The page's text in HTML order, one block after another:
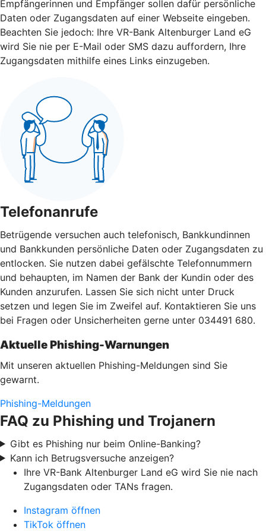
Empfängerinnen und Empfänger sollen dafür persönliche
Daten oder Zugangsdaten auf einer Webseite eingeben.
Beachten Sie jedoch: Ihre VR-Bank Altenburger Land eG
wird Sie nie per E-Mail oder SMS dazu auffordern, Ihre
Zugangsdaten mithilfe eines Links einzugeben.
Telefonanrufe
Betrügende versuchen auch telefonisch, Bankkundinnen
und Bankkunden persönliche Daten oder Zugangsdaten zu
entlocken. Sie nutzen dabei gefälschte Telefonnummern
und behaupten, im Namen der Bank der Kundin oder des
Kunden anzurufen. Lassen Sie sich nicht unter Druck
setzen und legen Sie im Zweifel auf. Kontaktieren Sie uns
bei Fragen oder Unsicherheiten gerne unter 034491 680.
Aktuelle Phishing-Warnungen
Mit unseren aktuellen Phishing-Meldungen sind Sie
gewarnt.
Phishing-Meldungen
FAQ zu Phishing und Trojanern
Gibt es Phishing nur beim Online-Banking?
Kann ich Betrugsversuche anzeigen?
Ihre VR-Bank Altenburger Land eG wird Sie nie nach
Zugangsdaten oder TANs fragen.
Instagram öffnen
TikTok öffnen